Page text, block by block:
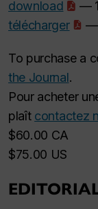
download
—
télécharger
—
To purchase a
the Journal.
Pour acheter
plaît contactez
$60.00 CA
$75.00 US